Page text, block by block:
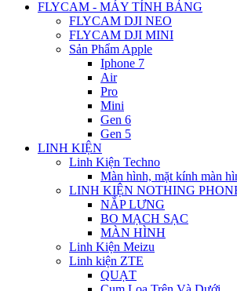
FLYCAM - MÁY TÍNH BẢNG
FLYCAM DJI NEO
FLYCAM DJI MINI
Sản Phẩm Apple
Iphone 7
Air
Pro
Mini
Gen 6
Gen 5
LINH KIỆN
Linh Kiện Techno
Màn hình, mặt kính màn
LINH KIỆN NOTHING
NẮP LƯNG
BO MẠCH SẠC
MÀN HÌNH
Linh Kiện Meizu
Linh kiện ZTE
QUẠT